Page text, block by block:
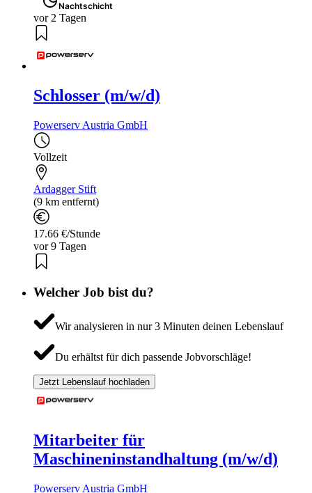
Nachtschicht
vor 2 Tagen
Schlosser (m/w/d)
Powerserv Austria GmbH
Vollzeit
Ardagger Stift
(9 km entfernt)
17.66 €/Stunde
vor 9 Tagen
Welcher Job bist du?
Wir analysieren in nur 3 Minuten deinen Lebenslauf
Du erhältst für dich passende Jobvorschläge!
Jetzt Lebenslauf hochladen
Mitarbeiter für
Maschineninstandhaltung (m/w/d)
Powerserv Austria GmbH